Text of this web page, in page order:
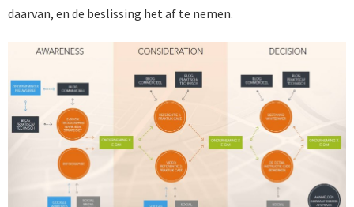
daarvan, en de beslissing het af te nemen.